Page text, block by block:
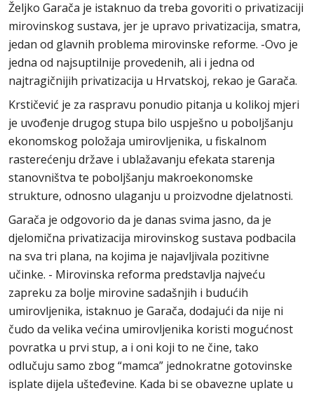
Željko Garača je istaknuo da treba govoriti o privatizaciji
mirovinskog sustava, jer je upravo privatizacija, smatra,
jedan od glavnih problema mirovinske reforme. -Ovo je
jedna od najsuptilnije provedenih, ali i jedna od
najtragičnijih privatizacija u Hrvatskoj, rekao je Garača.
Krstičević je za raspravu ponudio pitanja u kolikoj mjeri
je uvođenje drugog stupa bilo uspješno u poboljšanju
ekonomskog položaja umirovljenika, u fiskalnom
rasterećenju države i ublažavanju efekata starenja
stanovništva te poboljšanju makroekonomske
strukture, odnosno ulaganju u proizvodne djelatnosti.
Garača je odgovorio da je danas svima jasno, da je
djelomična privatizacija mirovinskog sustava podbacila
na sva tri plana, na kojima je najavljivala pozitivne
učinke. - Mirovinska reforma predstavlja najveću
zapreku za bolje mirovine sadašnjih i budućih
umirovljenika, istaknuo je Garača, dodajući da nije ni
čudo da velika većina umirovljenika koristi mogućnost
povratka u prvi stup, a i oni koji to ne čine, tako
odlučuju samo zbog “mamca” jednokratne gotovinske
isplate dijela ušteđevine. Kada bi se obavezne uplate u